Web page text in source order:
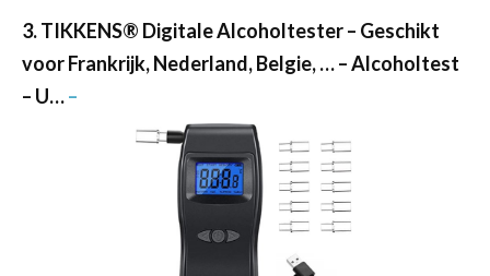
3. TIKKENS® Digitale Alcoholtester – Geschikt
voor Frankrijk, Nederland, Belgie, … – Alcoholtest
– U…–